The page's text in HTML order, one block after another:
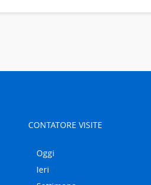
CONTATORE VISITE
Oggi
Ieri